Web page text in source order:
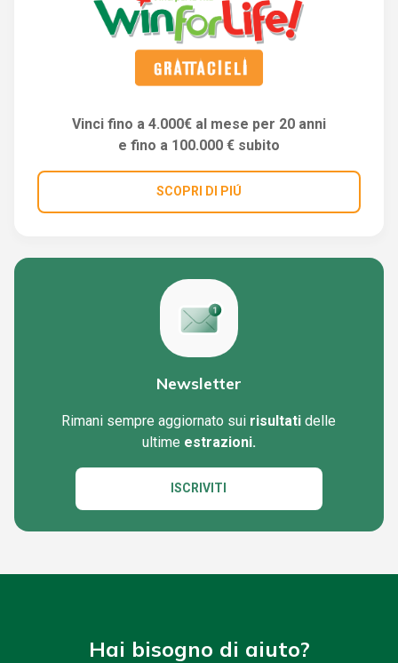
Vinci fino a 4.000€ al mese per 20 anni
e fino a 100.000 € subito
SCOPRI DI PIÚ
Newsletter
Rimani sempre aggiornato sui risultati delle
ultime estrazioni.
ISCRIVITI
Hai bisogno di aiuto?